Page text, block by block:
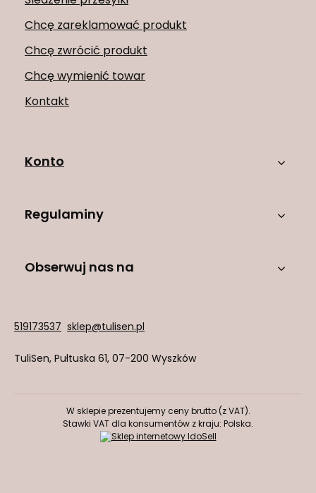
Chcę zareklamować produkt
Chcę zwrócić produkt
Chcę wymienić towar
Kontakt
Konto
Regulaminy
Obserwuj nas na
519173537 sklep@tulisen.pl
TuliSen, Pułtuska 61, 07-200 Wyszków
W sklepie prezentujemy ceny brutto (z VAT).
Stawki VAT dla konsumentów z kraju: Polska.